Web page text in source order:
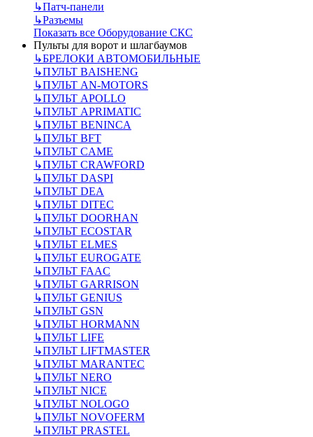
↳Патч-панели
↳Разъемы
Показать все Оборудование СКС
Пульты для ворот и шлагбаумов
↳БРЕЛОКИ АВТОМОБИЛЬНЫЕ
↳ПУЛЬТ BAISHENG
↳ПУЛЬТ AN-MOTORS
↳ПУЛЬТ APOLLO
↳ПУЛЬТ APRIMATIC
↳ПУЛЬТ BENINCA
↳ПУЛЬТ BFT
↳ПУЛЬТ CAME
↳ПУЛЬТ CRAWFORD
↳ПУЛЬТ DASPI
↳ПУЛЬТ DEA
↳ПУЛЬТ DITEC
↳ПУЛЬТ DOORHAN
↳ПУЛЬТ ECOSTAR
↳ПУЛЬТ ELMES
↳ПУЛЬТ EUROGATE
↳ПУЛЬТ FAAC
↳ПУЛЬТ GARRISON
↳ПУЛЬТ GENIUS
↳ПУЛЬТ GSN
↳ПУЛЬТ HORMANN
↳ПУЛЬТ LIFE
↳ПУЛЬТ LIFTMASTER
↳ПУЛЬТ MARANTEC
↳ПУЛЬТ NERO
↳ПУЛЬТ NICE
↳ПУЛЬТ NOLOGO
↳ПУЛЬТ NOVOFERM
↳ПУЛЬТ PRASTEL